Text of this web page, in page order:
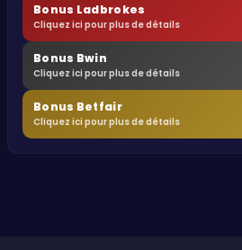
Bonus Ladbrokes
Cliquez ici pour plus de détails
Bonus Bwin
Cliquez ici pour plus de détails
Bonus Betfair
Cliquez ici pour plus de détails